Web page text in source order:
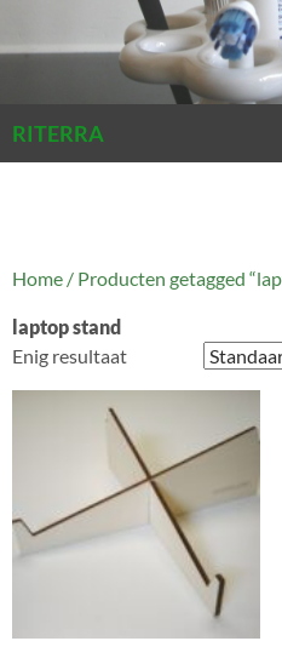
RITERRA
Home / Producten getagged
laptop stand
Enig resultaat